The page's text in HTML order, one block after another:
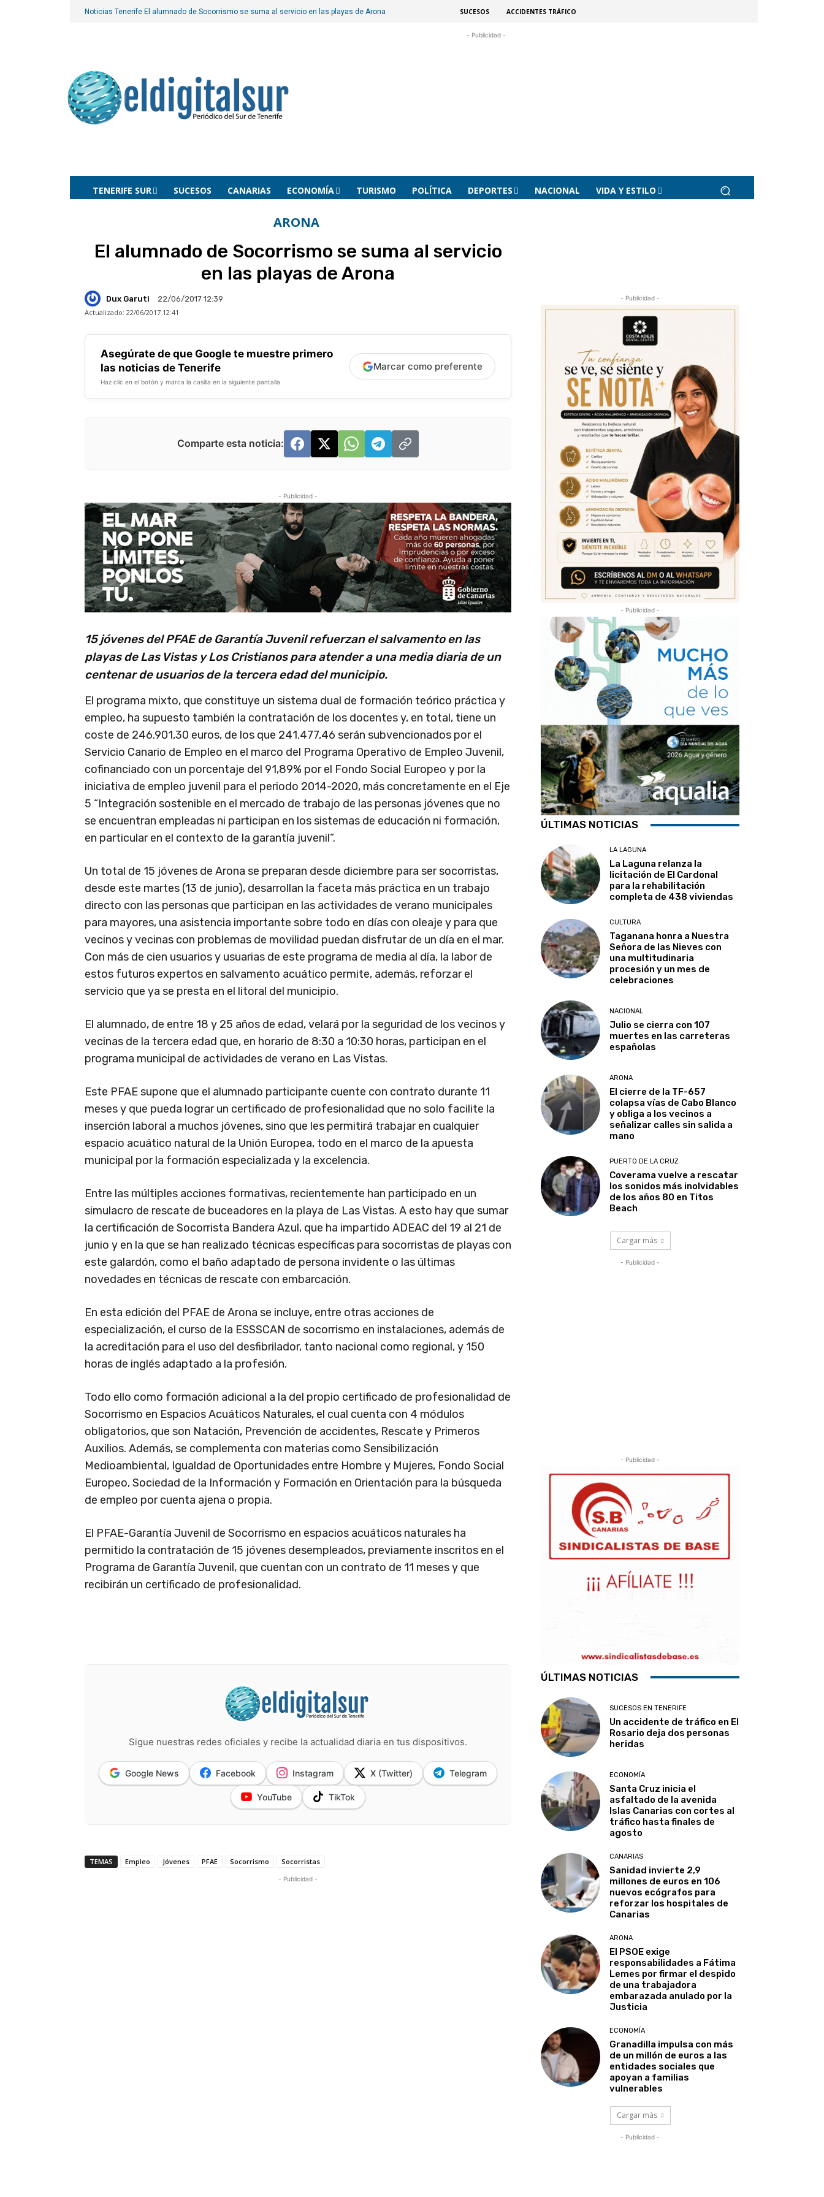
Noticias Tenerife El alumnado de Socorrismo se suma al servicio en las playas de Arona SUCESOS ACCIDENTES TRÁFICO
- Publicidad -
TENERIFE SUR SUCESOS CANARIAS ECONOMÍA TURISMO POLÍTICA DEPORTES NACIONAL VIDA Y ESTILO
ARONA
El alumnado de Socorrismo se suma al servicio
en las playas de Arona
Dux Garuti
22/06/2017 12:39
Actualizado: 22/06/2017 12:41
Asegúrate de que Google te muestre primero
las noticias de Tenerife
Haz clic en el botón y marca la casilla en la siguiente pantalla
Marcar como preferente
Comparte esta noticia:
- Publicidad -
15 jóvenes del PFAE de Garantía Juvenil refuerzan el salvamento en las
playas de Las Vistas y Los Cristianos para atender a una media diaria de un
centenar de usuarios de la tercera edad del municipio.
El programa mixto, que constituye un sistema dual de formación teórico práctica y
empleo, ha supuesto también la contratación de los docentes y, en total, tiene un
coste de 246.901,30 euros, de los que 241.477,46 serán subvencionados por el
Servicio Canario de Empleo en el marco del Programa Operativo de Empleo Juvenil,
cofinanciado con un porcentaje del 91,89% por el Fondo Social Europeo y por la
iniciativa de empleo juvenil para el periodo 2014-2020, más concretamente en el Eje
5 “Integración sostenible en el mercado de trabajo de las personas jóvenes que no
se encuentran empleadas ni participan en los sistemas de educación ni formación,
en particular en el contexto de la garantía juvenil”.
Un total de 15 jóvenes de Arona se preparan desde diciembre para ser socorristas,
desde este martes (13 de junio), desarrollan la faceta más práctica en un trabajo
directo con las personas que participan en las actividades de verano municipales
para mayores, una asistencia importante sobre todo en días con oleaje y para que
vecinos y vecinas con problemas de movilidad puedan disfrutar de un día en el mar.
Con más de cien usuarios y usuarias de este programa de media al día, la labor de
estos futuros expertos en salvamento acuático permite, además, reforzar el
servicio que ya se presta en el litoral del municipio.
El alumnado, de entre 18 y 25 años de edad, velará por la seguridad de los vecinos y
vecinas de la tercera edad que, en horario de 8:30 a 10:30 horas, participan en el
programa municipal de actividades de verano en Las Vistas.
Este PFAE supone que el alumnado participante cuente con contrato durante 11
meses y que pueda lograr un certificado de profesionalidad que no solo facilite la
inserción laboral a muchos jóvenes, sino que les permitirá trabajar en cualquier
espacio acuático natural de la Unión Europea, todo en el marco de la apuesta
municipal por la formación especializada y la excelencia.
Entre las múltiples acciones formativas, recientemente han participado en un
simulacro de rescate de buceadores en la playa de Las Vistas. A esto hay que sumar
la certificación de Socorrista Bandera Azul, que ha impartido ADEAC del 19 al 21 de
junio y en la que se han realizado técnicas específicas para socorristas de playas con
este galardón, como el baño adaptado de persona invidente o las últimas
novedades en técnicas de rescate con embarcación.
En esta edición del PFAE de Arona se incluye, entre otras acciones de
especialización, el curso de la ESSSCAN de socorrismo en instalaciones, además de
la acreditación para el uso del desfibrilador, tanto nacional como regional, y 150
horas de inglés adaptado a la profesión.
Todo ello como formación adicional a la del propio certificado de profesionalidad de
Socorrismo en Espacios Acuáticos Naturales, el cual cuenta con 4 módulos
obligatorios, que son Natación, Prevención de accidentes, Rescate y Primeros
Auxilios. Además, se complementa con materias como Sensibilización
Medioambiental, Igualdad de Oportunidades entre Hombre y Mujeres, Fondo Social
Europeo, Sociedad de la Información y Formación en Orientación para la búsqueda
de empleo por cuenta ajena o propia.
El PFAE-Garantía Juvenil de Socorrismo en espacios acuáticos naturales ha
permitido la contratación de 15 jóvenes desempleados, previamente inscritos en el
Programa de Garantía Juvenil, que cuentan con un contrato de 11 meses y que
recibirán un certificado de profesionalidad.
Sigue nuestras redes oficiales y recibe la actualidad diaria en tus dispositivos.
Google News Facebook Instagram X (Twitter) Telegram
YouTube TikTok
TEMAS Empleo Jóvenes PFAE Socorrismo Socorristas
- Publicidad -
- Publicidad -
- Publicidad -
ÚLTIMAS NOTICIAS
LA LAGUNA
La Laguna relanza la
licitación de El Cardonal
para la rehabilitación
completa de 438 viviendas
CULTURA
Taganana honra a Nuestra
Señora de las Nieves con
una multitudinaria
procesión y un mes de
celebraciones
NACIONAL
Julio se cierra con 107
muertes en las carreteras
españolas
ARONA
El cierre de la TF-657
colapsa vías de Cabo Blanco
y obliga a los vecinos a
señalizar calles sin salida a
mano
PUERTO DE LA CRUZ
Coverama vuelve a rescatar
los sonidos más inolvidables
de los años 80 en Titos
Beach
Cargar más
- Publicidad -
- Publicidad -
ÚLTIMAS NOTICIAS
SUCESOS EN TENERIFE
Un accidente de tráfico en El
Rosario deja dos personas
heridas
ECONOMÍA
Santa Cruz inicia el
asfaltado de la avenida
Islas Canarias con cortes al
tráfico hasta finales de
agosto
CANARIAS
Sanidad invierte 2,9
millones de euros en 106
nuevos ecógrafos para
reforzar los hospitales de
Canarias
ARONA
El PSOE exige
responsabilidades a Fátima
Lemes por firmar el despido
de una trabajadora
embarazada anulado por la
Justicia
ECONOMÍA
Granadilla impulsa con más
de un millón de euros a las
entidades sociales que
apoyan a familias
vulnerables
Cargar más
- Publicidad -